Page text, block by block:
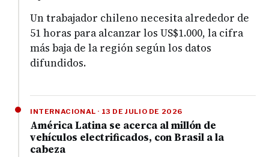
Un trabajador chileno necesita alrededor de
51 horas para alcanzar los US$1.000, la cifra
más baja de la región según los datos
difundidos.
INTERNACIONAL · 13 DE JULIO DE 2026
América Latina se acerca al millón de
vehículos electrificados, con Brasil a la
cabeza